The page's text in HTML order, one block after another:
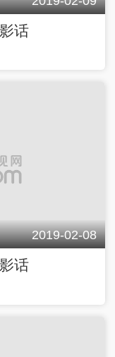
话
2019-02-08
话